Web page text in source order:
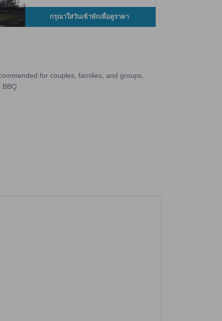
กรุณาใส่วันเข้าพักเพื่อดูราคา
for couples, families, and groups,